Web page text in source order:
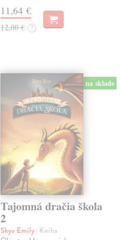
11,64 €
12,00 € ?
na sklade
Tajomná dračia škola
2
Skye Emily| Kniha